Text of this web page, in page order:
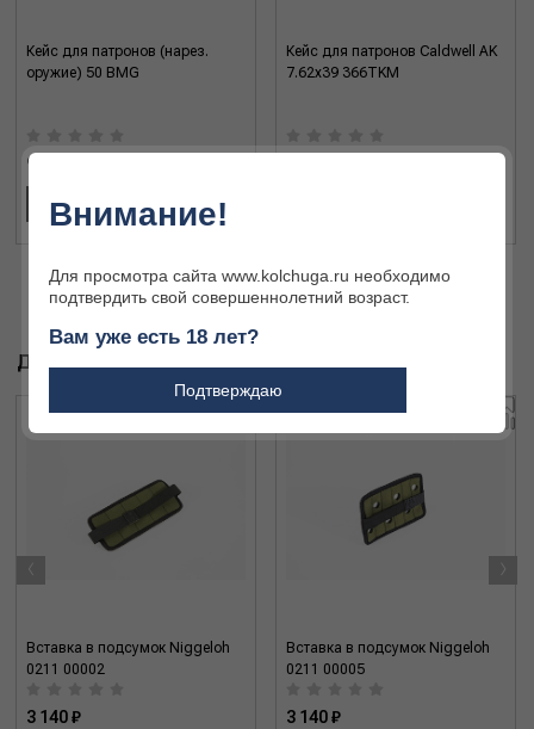
Кейс для патронов (нарез.
оружие) 50 BMG
996 ₽
В КОРЗИНУ
Кейс для патронов Caldwell AK
7.62x39 366TKM
ДРУГИЕ ТОВАРЫ БРЕНДА
Вставка в подсумок Niggeloh
0211 00002
3 140 ₽
Вставка в подсумок Niggeloh
0211 00005
3 140 ₽
‹ ›
Внимание!
Для просмотра сайта www.kolchuga.ru необходимо
подтвердить свой совершеннолетний возраст.
Вам уже есть 18 лет?
Подтверждаю